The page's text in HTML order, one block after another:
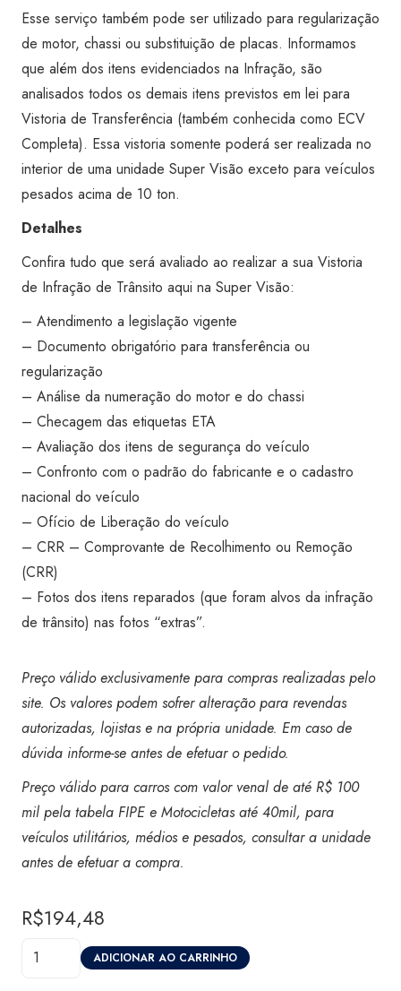
quantidade
Esse serviço também pode ser utilizado para regularização
de motor, chassi ou substituição de placas. Informamos
que além dos itens evidenciados na Infração, são
analisados todos os demais itens previstos em lei para
Vistoria de Transferência (também conhecida como ECV
Completa). Essa vistoria somente poderá ser realizada no
interior de uma unidade Super Visão exceto para veículos
pesados acima de 10 ton.
Detalhes
Confira tudo que será avaliado ao realizar a sua Vistoria
de Infração de Trânsito aqui na Super Visão:
– Atendimento a legislação vigente
– Documento obrigatório para transferência ou
regularização
– Análise da numeração do motor e do chassi
– Checagem das etiquetas ETA
– Avaliação dos itens de segurança do veículo
– Confronto com o padrão do fabricante e o cadastro
nacional do veículo
– Ofício de Liberação do veículo
– CRR – Comprovante de Recolhimento ou Remoção
(CRR)
– Fotos dos itens reparados (que foram alvos da infração
de trânsito) nas fotos “extras”.
Preço válido exclusivamente para compras realizadas pelo
site. Os valores podem sofrer alteração para revendas
autorizadas, lojistas e na própria unidade. Em caso de
dúvida informe-se antes de efetuar o pedido.
Preço válido para carros com valor venal de até R$ 100
mil pela tabela FIPE e Motocicletas até 40mil, para
veículos utilitários, médios e pesados, consultar a unidade
antes de efetuar a compra.
R$194,48
Vistoria
ADICIONAR AO CARRINHO